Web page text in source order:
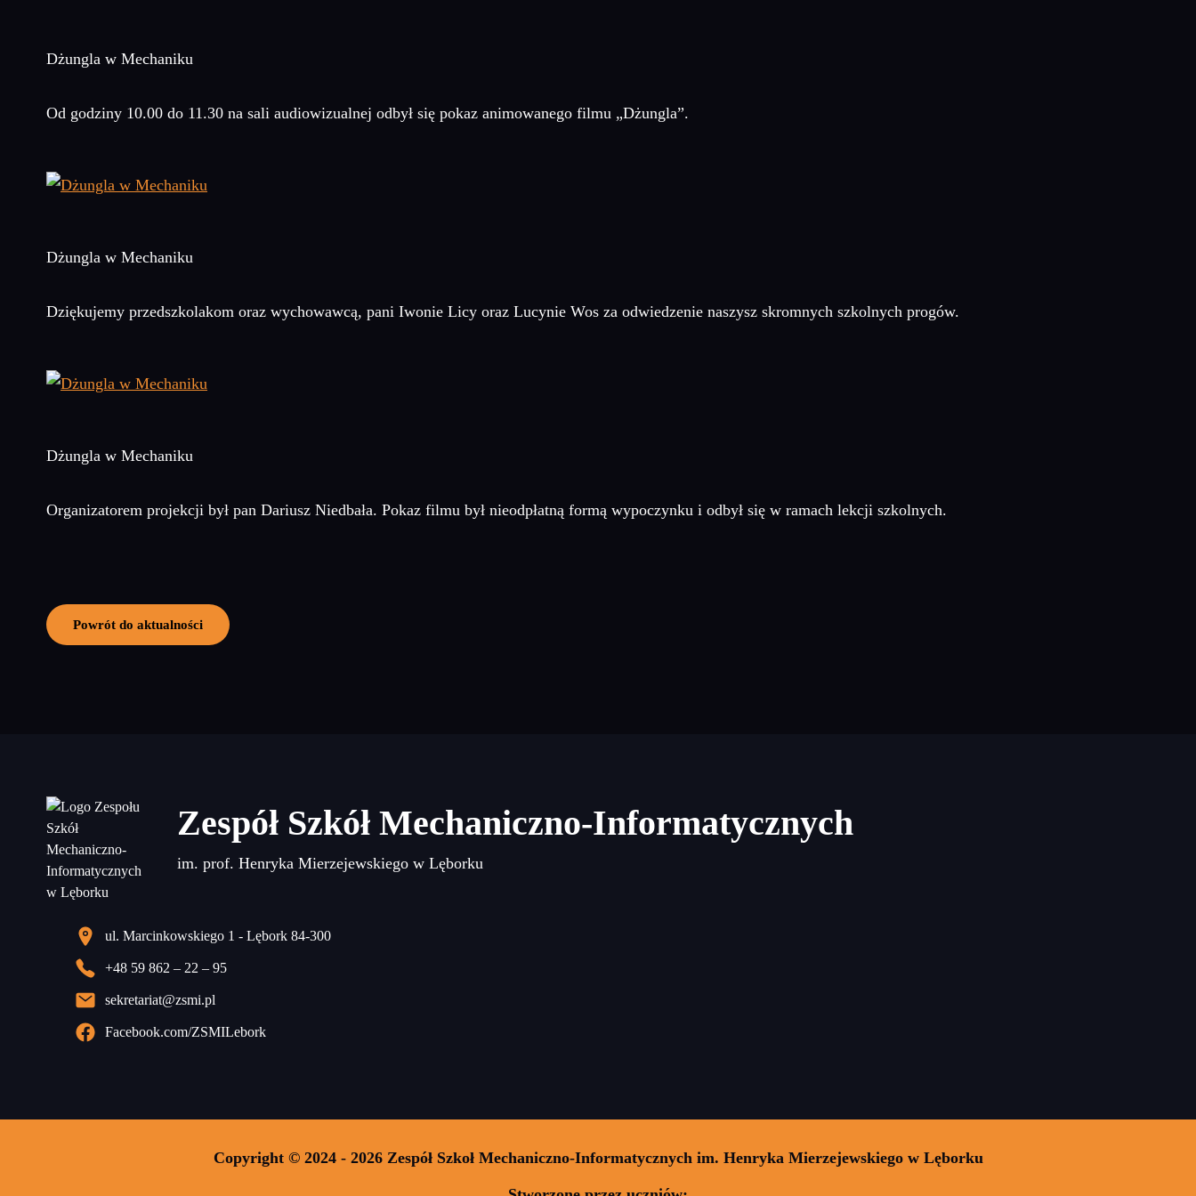
Dżungla w Mechaniku
Od godziny 10.00 do 11.30 na sali audiowizualnej odbył się pokaz animowanego filmu „Dżungla”.
Dżungla w Mechaniku
Dziękujemy przedszkolakom oraz wychowawcą, pani Iwonie Licy oraz Lucynie Wos za odwiedzenie naszysz skromnych szkolnych progów.
Dżungla w Mechaniku
Organizatorem projekcji był pan Dariusz Niedbała. Pokaz filmu był nieodpłatną formą wypoczynku i odbył się w ramach lekcji szkolnych.
Powrót do aktualności
Zespół Szkół Mechaniczno-Informatycznych
im. prof. Henryka Mierzejewskiego w Lęborku
ul. Marcinkowskiego 1 - Lębork 84-300
+48 59 862 – 22 – 95
sekretariat@zsmi.pl
Facebook.com/ZSMILebork
Copyright © 2024 - 2026 Zespół Szkoł Mechaniczno-Informatycznych im. Henryka Mierzejewskiego w Lęborku